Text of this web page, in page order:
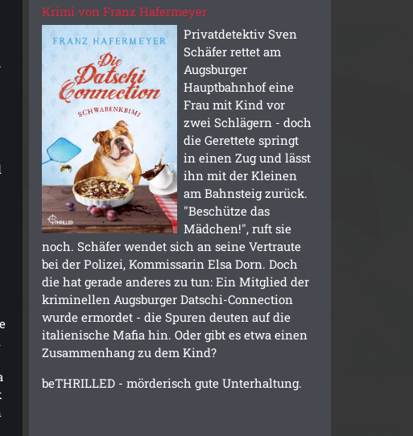
Krimi von Franz Hafermeyer
Privatdetektiv Sven
Schäfer rettet am
Augsburger
Hauptbahnhof eine
Frau mit Kind vor
zwei Schlägern - doch
die Gerettete springt
in einen Zug und lässt
ihn mit der Kleinen
am Bahnsteig zurück.
"Beschütze das
Mädchen!", ruft sie
noch. Schäfer wendet sich an seine Vertraute
bei der Polizei, Kommissarin Elsa Dorn. Doch
die hat gerade anderes zu tun: Ein Mitglied der
kriminellen Augsburger Datschi-Connection
wurde ermordet - die Spuren deuten auf die
italienische Mafia hin. Oder gibt es etwa einen
Zusammenhang zu dem Kind?
beTHRILLED - mörderisch gute Unterhaltung.